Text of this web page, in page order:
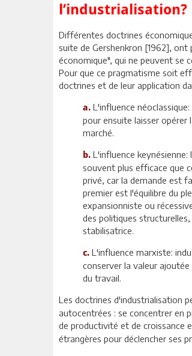
l’industrialisation?
Différentes doctrines
suite de Gershenkron [1962],
économique", qui ne peuvent se
Pour que ce pragmatisme soit
doctrines et de leur application
a. L'influence
pour ensuite laisser
marché.
b. L'influence
souvent plus efficace que
privé, car la demande est
premier est l'équilibre du
expansionniste ou
des politiques
stabilisatrice.
c. L'influence marxiste:
conserver la valeur
du travail.
Les doctrines d'industrialisation
autocentrées : se concentrer en
de productivité et de croissance
étrangères pour déclencher ses